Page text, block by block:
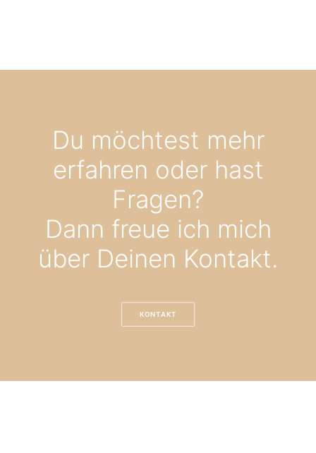
Du möchtest mehr
erfahren oder hast
Fragen?
Dann freue ich mich
über Deinen Kontakt.
KONTAKT